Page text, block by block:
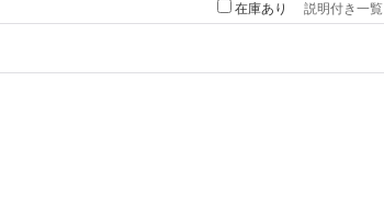
在庫あり 説明付き一覧